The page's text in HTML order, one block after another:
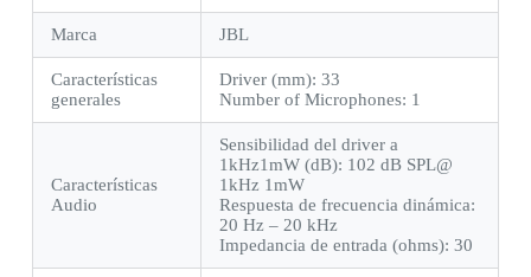
Marca JBL
Características
generales
Driver (mm): 33
Number of Microphones: 1
Características
Audio
Sensibilidad del driver a
1kHz1mW (dB): 102 dB SPL@
1kHz 1mW
Respuesta de frecuencia dinámica:
20 Hz – 20 kHz
Impedancia de entrada (ohms): 30